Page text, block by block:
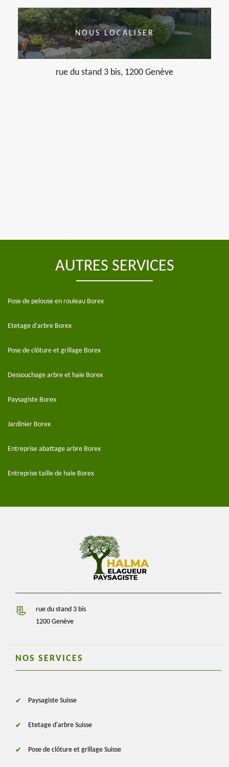
NOUS LOCALISER
rue du stand 3 bis, 1200 Genève
AUTRES SERVICES
Pose de pelouse en rouleau Borex
Etetage d'arbre Borex
Pose de clôture et grillage Borex
Dessouchage arbre et haie Borex
Paysagiste Borex
Jardinier Borex
Entreprise abattage arbre Borex
Entreprise taille de haie Borex
rue du stand 3 bis
1200 Genève
NOS SERVICES
Paysagiste Suisse
Etetage d'arbre Suisse
Pose de clôture et grillage Suisse